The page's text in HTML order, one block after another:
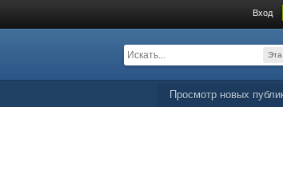
Вход
Просмотр новых